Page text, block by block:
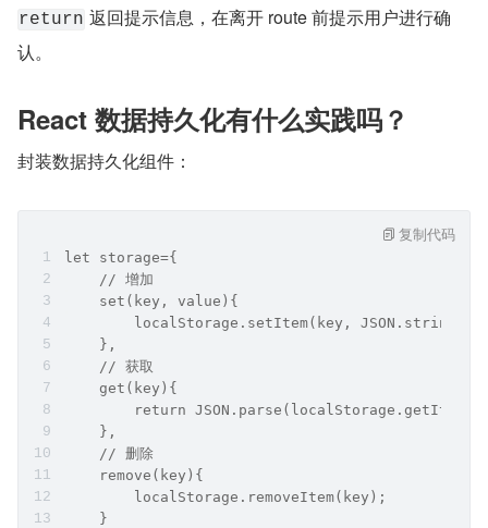
return 返回提示信息，在离开 route 前提示用户进行确
认。
React 数据持久化有什么实践吗？
封装数据持久化组件：
let storage={
    // 增加
    set(key, value){
localStorage.setItem(key,
    },
    // 获取
    get(key){
return
    },
    // 删除
    remove(key){
        localStorage.removeItem(key);
    }
复制代码